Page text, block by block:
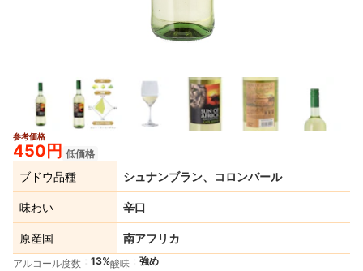
参考価格
450円 低価格
ブドウ品種 シュナンブラン、コロンバール
味わい 辛口
原産国 南アフリカ
アルコール度数 13%酸味
強め